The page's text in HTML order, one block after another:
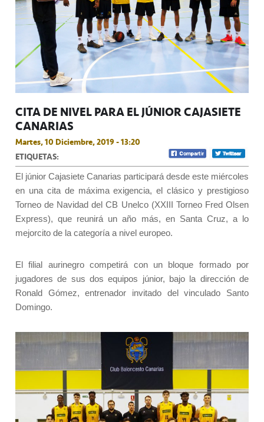
CITA DE NIVEL PARA EL JÚNIOR CAJASIETE
CANARIAS
Martes, 10 Diciembre, 2019 - 13:20
ETIQUETAS:
El júnior Cajasiete Canarias participará desde este miércoles
en una cita de máxima exigencia, el clásico y prestigioso
Torneo de Navidad del CB Unelco (XXIII Torneo Fred Olsen
Express), que reunirá un año más, en Santa Cruz, a lo
mejorcito de la categoría a nivel europeo.
El filial aurinegro competirá con un bloque formado por
jugadores de sus dos equipos júnior, bajo la dirección de
Ronald Gómez, entrenador invitado del vinculado Santo
Domingo.